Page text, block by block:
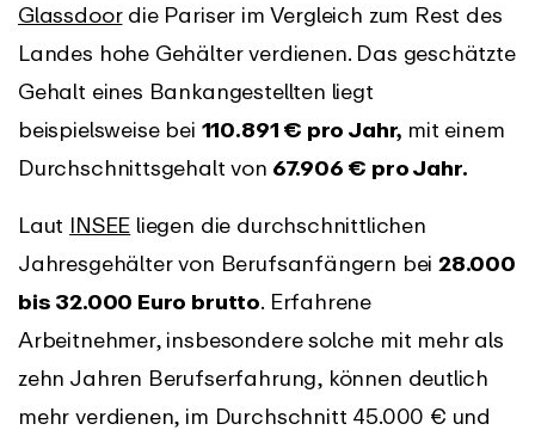
Glassdoordie Pariser im Vergleich zum Rest des
Landes hohe Gehälter verdienen. Das geschätzte
Gehalt eines Bankangestellten liegt
beispielsweise bei 110.891 € pro Jahr, mit einem
Durchschnittsgehalt von 67.906 € pro Jahr.
Laut INSEE liegen die durchschnittlichen
Jahresgehälter von Berufsanfängern bei 28.000
bis 32.000 Euro brutto. Erfahrene
Arbeitnehmer, insbesondere solche mit mehr als
zehn Jahren Berufserfahrung, können deutlich
mehr verdienen, im Durchschnitt 45.000 € und